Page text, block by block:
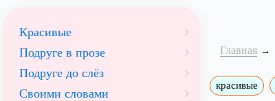
Главная
красивые
Красивые
Подруге в прозе
Подруге до слёз
Своими словами